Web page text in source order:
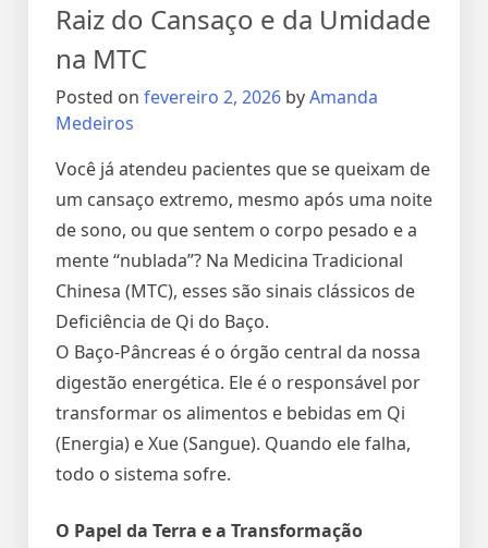
Raiz do Cansaço e da Umidade
na MTC
Posted on fevereiro 2, 2026 byAmanda
Medeiros
Você já atendeu pacientes que se queixam de
um cansaço extremo, mesmo após uma noite
de sono, ou que sentem o corpo pesado e a
mente “nublada”? Na Medicina Tradicional
Chinesa (MTC), esses são sinais clássicos de
Deficiência de Qi do Baço.
O Baço-Pâncreas é o órgão central da nossa
digestão energética. Ele é o responsável por
transformar os alimentos e bebidas em Qi
(Energia) e Xue (Sangue). Quando ele falha,
todo o sistema sofre.
O Papel da Terra e a Transformação